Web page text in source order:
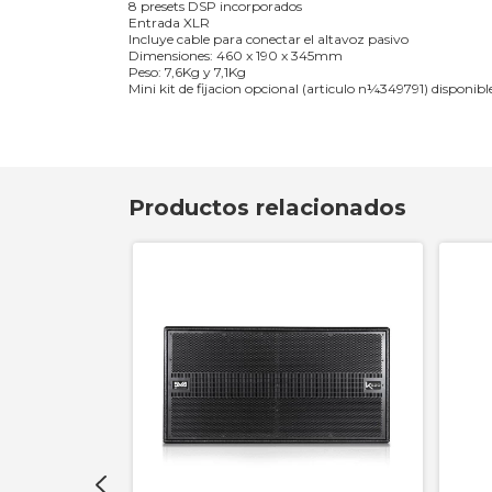
8 presets DSP incorporados
Entrada XLR
Incluye cable para conectar el altavoz pasivo
Dimensiones: 460 x 190 x 345mm
Peso: 7,6Kg y 7,1Kg
Mini kit de fijacion opcional (articulo n¼349791)
Productos relacionados